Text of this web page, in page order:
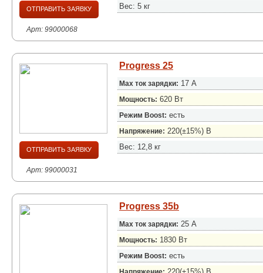
ОТПРАВИТЬ ЗАЯВКУ
Арт: 99000068
Вес: 5 кг
ОТПРАВИТЬ ЗАЯВКУ
Арт: 99000031
Progress 25
Max ток зарядки: 17 А
Мощность: 620 Вт
Режим Boost: есть
Напряжение: 220(±15%) B
Вес: 12,8 кг
Progress 35b
Max ток зарядки: 25 А
Мощность: 1830 Вт
Режим Boost: есть